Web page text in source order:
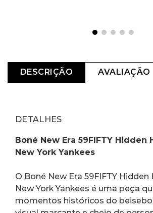
DESCRIÇÃO AVALIAÇÃO
DETALHES
Boné New Era 59FIFTY Hidden
New York Yankees
O Boné New Era 59FIFTY Hidden
New York Yankees é uma peça
momentos históricos do